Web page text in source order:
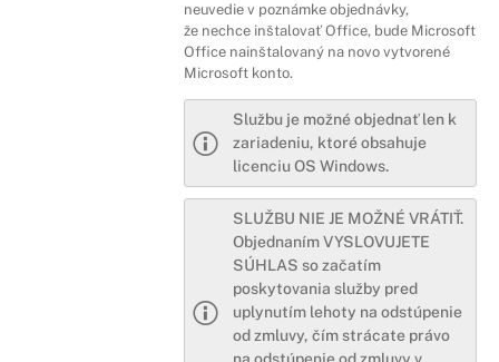
neuvedie v poznámke objednávky,
že nechce inštalovať Office, bude Microsoft
Office nainštalovaný na novo vytvorené
Microsoft konto.
Službu je možné objednať len k
zariadeniu, ktoré obsahuje
licenciu OS Windows.
SLUŽBU NIE JE MOŽNÉ VRÁTIŤ.
Objednaním VYSLOVUJETE
SÚHLAS so začatím
poskytovania služby pred
uplynutím lehoty na odstúpenie
od zmluvy, čím strácate právo